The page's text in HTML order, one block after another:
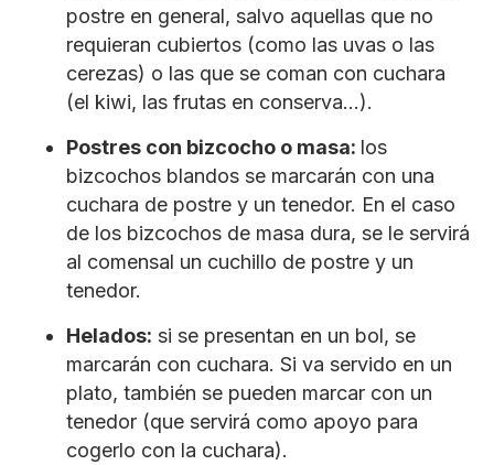
postre en general, salvo aquellas que no
requieran cubiertos (como las uvas o las
cerezas) o las que se coman con cuchara
(el kiwi, las frutas en conserva…).
Postres con bizcocho o masa: los
bizcochos blandos se marcarán con una
cuchara de postre y un tenedor. En el caso
de los bizcochos de masa dura, se le servirá
al comensal un cuchillo de postre y un
tenedor.
Helados: si se presentan en un bol, se
marcarán con cuchara. Si va servido en un
plato, también se pueden marcar con un
tenedor (que servirá como apoyo para
cogerlo con la cuchara).